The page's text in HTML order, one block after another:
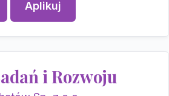
Aplikuj
i Rozwoju